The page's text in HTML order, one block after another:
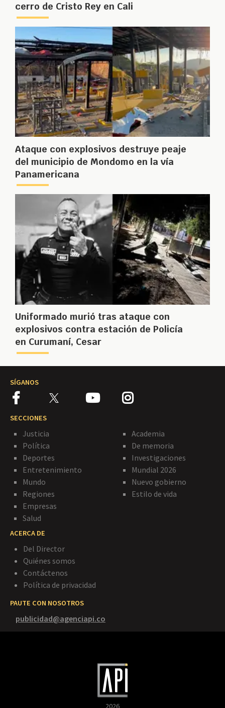
cerro de Cristo Rey en Cali
Ataque con explosivos destruye peaje
del municipio de Mondomo en la vía
Panamericana
Uniformado murió tras ataque con
explosivos contra estación de Policía
en Curumaní, Cesar
SÍGANOS
SECCIONES
Justicia
Política
Deportes
Entretenimiento
Mundo
Regiones
Empresas
Salud
Academia
De memoria
Investigaciones
Mundial 2026
Nuevo gobierno
Estilo de vida
ACERCA DE
Del Director
Quiénes somos
Contáctenos
Política de privacidad
PAUTE CON NOSOTROS
publicidad@agenciapi.co
2026